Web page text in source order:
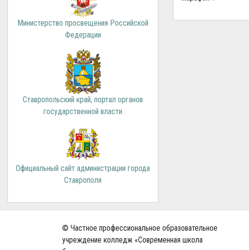
Министерство просвещения Российской
Федерации
Ставропольский край, портал органов
государственной власти
Официальный сайт администрации города
Ставрополя
© Частное профессиональное образовательное
учреждение колледж «Современная школа